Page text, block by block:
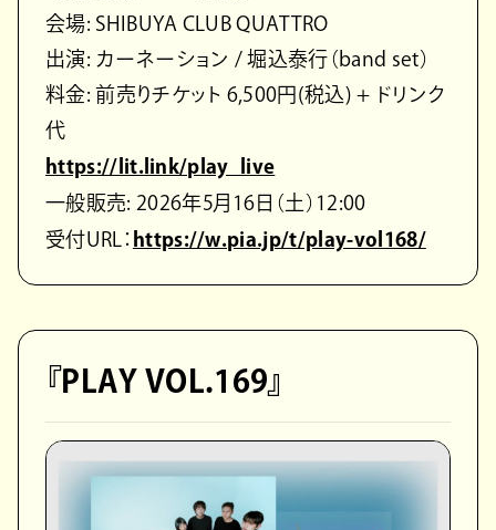
会場: SHIBUYA CLUB QUATTRO
出演: カーネーション / 堀込泰行（band set）
料金: 前売りチケット 6,500円(税込) + ドリンク
代
https://lit.link/play_live
一般販売: 2026年5月16日（土）12:00
受付URL： https://w.pia.jp/t/play-vol168/
『PLAY VOL.169』